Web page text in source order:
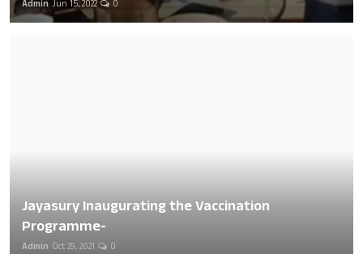
Admin Jun 15, 2022 0
Jayasury Inaugurating the Vaccination
Programme-
Admin Oct 29, 2021 0